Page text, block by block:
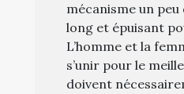
mécanisme un
long et épuisant
L’homme et la
s’unir pour le
doivent